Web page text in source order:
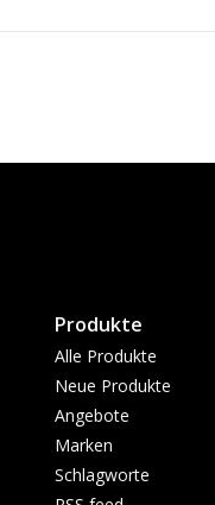
Produkte
Alle Produkte
Neue Produkte
Angebote
Marken
Schlagworte